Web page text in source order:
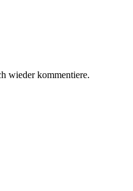
wieder kommentiere.